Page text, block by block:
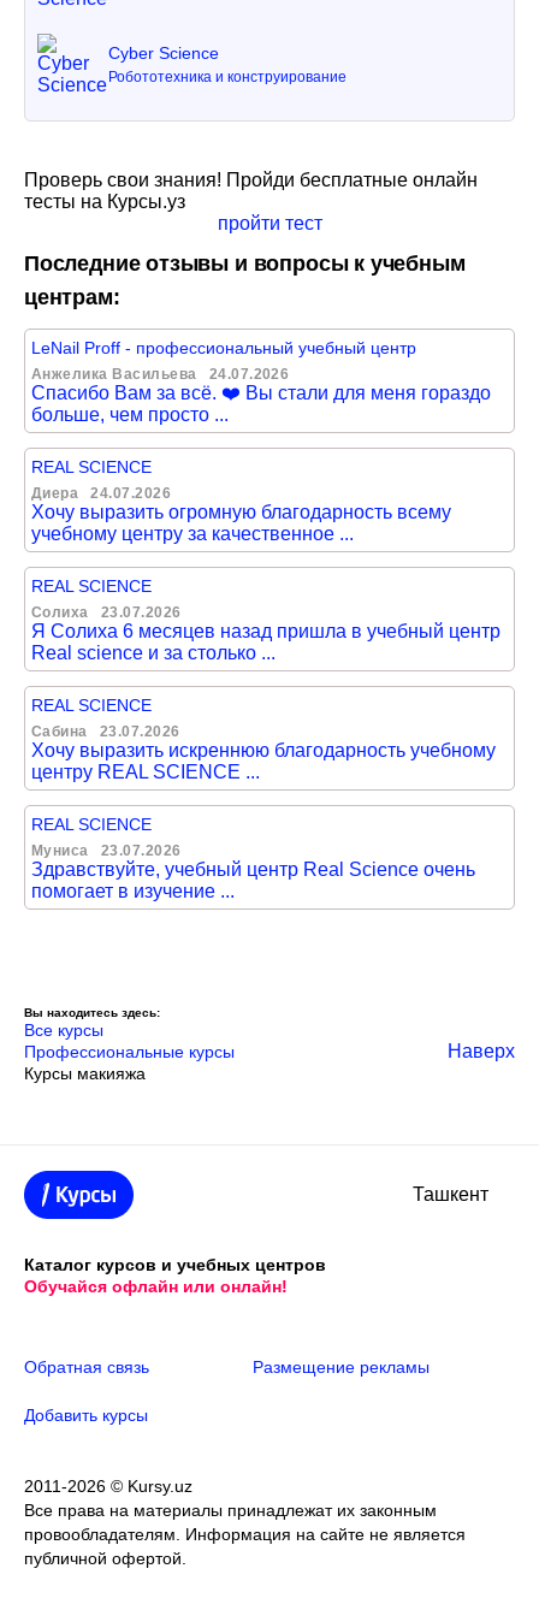
Cyber Science
Робототехника и конструирование
Проверь свои знания! Пройди бесплатные онлайн
тесты на Курсы.уз
пройти тест
Последние отзывы и вопросы к учебным
центрам:
LeNail Proff - профессиональный учебный центр
Анжелика Васильева 24.07.2026
Спасибо Вам за всё. ❤️ Вы стали для меня гораздо
больше, чем просто ...
REAL SCIENCE
Диера 24.07.2026
Хочу выразить огромную благодарность всему
учебному центру за качественное ...
REAL SCIENCE
Солиха 23.07.2026
Я Солиха 6 месяцев назад пришла в учебный центр
Real science и за столько ...
REAL SCIENCE
Сабина 23.07.2026
Хочу выразить искреннюю благодарность учебному
центру REAL SCIENCE ...
REAL SCIENCE
Муниса 23.07.2026
Здравствуйте, учебный центр Real Science очень
помогает в изучение ...
Вы находитесь здесь:
Все курсы
Профессиональные курсы
Курсы макияжа
Наверх
Ташкент
Каталог курсов и учебных центров
Обучайся офлайн или онлайн!
Обратная связь Размещение рекламы
Добавить курсы
2011-2026 © Kursy.uz
Все права на материалы принадлежат их законным
провообладателям. Информация на сайте не является
публичной офертой.